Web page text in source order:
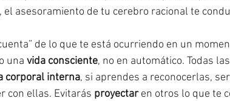
, el asesoramiento de tu cerebro racional te
de lo que te está ocurriendo en un
una vida consciente, no en automático. Todas
corporal interna, si aprendes a reconocerlas,
con ellas. Evitarás proyectar en otros lo que te